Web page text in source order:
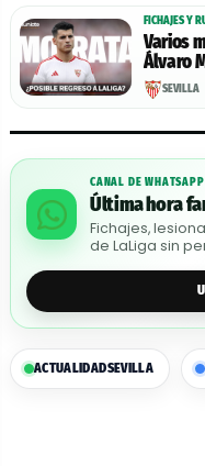
FICHAJES Y
Varios
Álvaro
SEVILLA
CANAL DE WHATSAPP
Última hora
Fichajes,
de LaLiga sin
ACTUALIDADSEVILLA